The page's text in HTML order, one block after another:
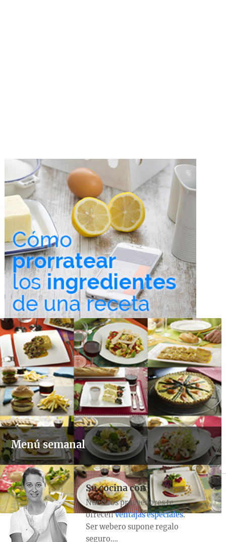
Menú semanal
Su cocina con
Nuestros proveedores te
ofrecenventajas especiales.
Ser webero supone regalo
seguro….